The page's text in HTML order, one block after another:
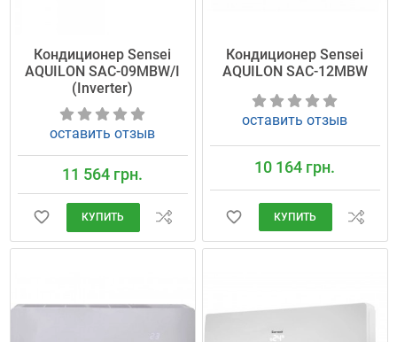
Кондиционер Sensei
AQUILON SAC-09MBW/I
(Inverter)
оставить отзыв
11 564 грн.
КУПИТЬ
Кондиционер Sensei
AQUILON SAC-12MBW
оставить отзыв
10 164 грн.
КУПИТЬ